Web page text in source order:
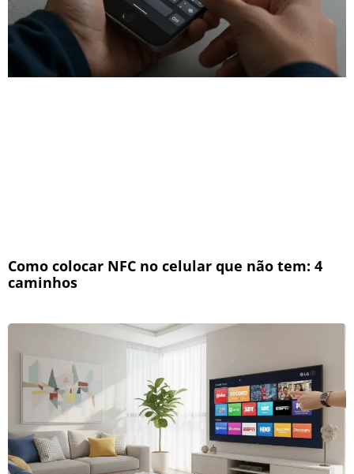
Como colocar NFC no celular que não tem: 4
caminhos